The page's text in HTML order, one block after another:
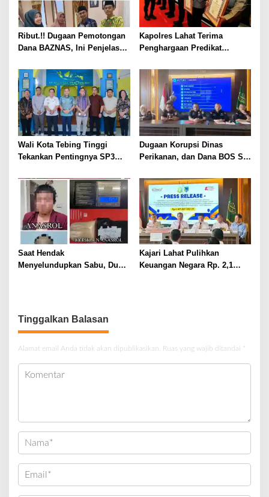
Ribut.!! Dugaan Pemotongan
Dana BAZNAS, Ini Penjelasan
Kapolres Lahat Terima
Penghargaan Predikat
Sumsel Tahun 2026
Wali Kota Tebing Tinggi
Tekankan Pentingnya SP3
Dugaan Korupsi Dinas
Perikanan, dan Dana BOS SD
Terus Dipertajam Kajari Lahat
Saat Hendak
Menyelundupkan Sabu, Dua
Kajari Lahat Pulihkan
Keuangan Negara Rp. 2,1
Tinggalkan Balasan
Alamat email Anda tidak akan dipublikasikan. Ruas yang wajib ditandai *